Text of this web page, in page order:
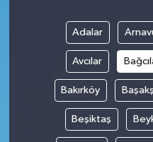
Adalar
Avcılar
Bakırköy
Beşiktaş
İvrindi
KENT GÜNDEMİ
Kepsut